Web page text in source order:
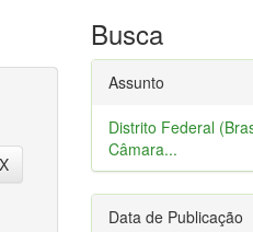
Busca
Assunto
Distrito Federal
Câmara...
Data de Publicação